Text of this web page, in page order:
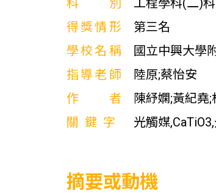
科別
工程學科(二)科
得獎情形
第三名
學校名稱
國立中興大學
指導老師
陸原;蔡怡安
作者
陳紓嫻;黃紀堯;
關鍵字
光觸媒
摘要或動機